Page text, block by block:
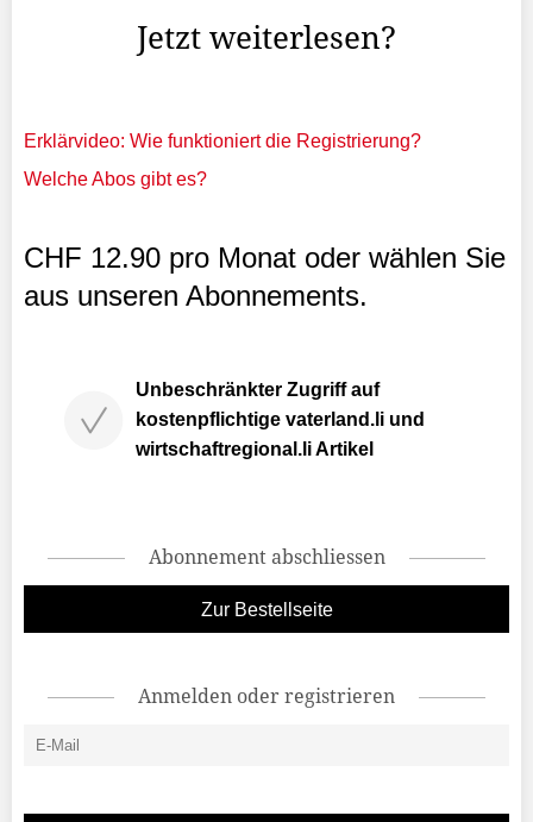
Jetzt weiterlesen?
Erklärvideo: Wie funktioniert die Registrierung?
Welche Abos gibt es?
CHF 12.90 pro Monat oder wählen Sie
aus unseren Abonnements.
Unbeschränkter Zugriff auf
kostenpflichtige vaterland.li und
wirtschaftregional.li Artikel
Abonnement abschliessen
Zur Bestellseite
Anmelden oder registrieren